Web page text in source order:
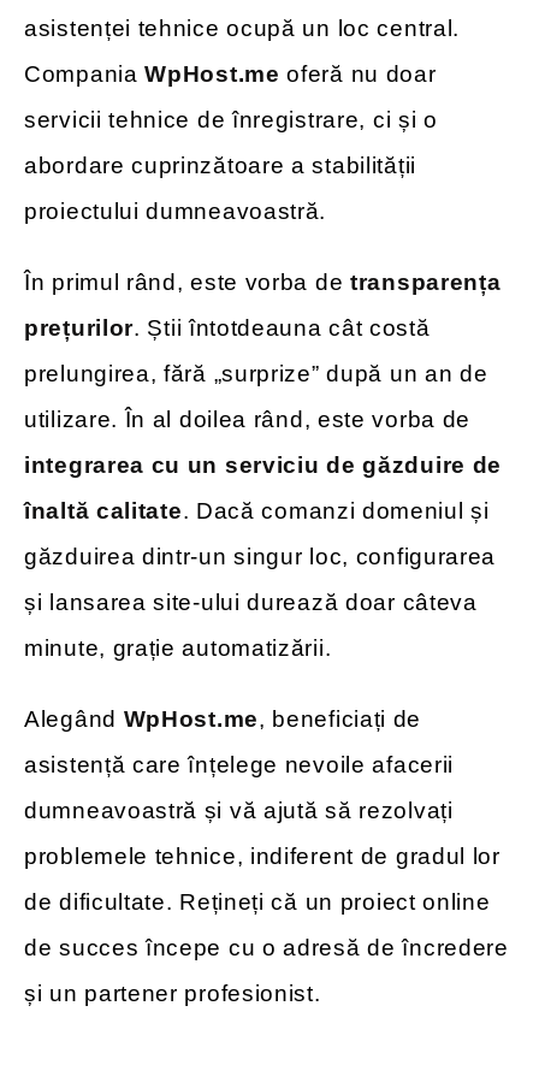
asistenței tehnice ocupă un loc central.
CompaniaWpHost.me oferă nu doar
servicii tehnice de înregistrare, ci și o
abordare cuprinzătoare a stabilității
proiectului dumneavoastră.
În primul rând, este vorba de transparența
prețurilor. Știi întotdeauna cât costă
prelungirea, fără „surprize” după un an de
utilizare. În al doilea rând, este vorba de
integrarea cu un serviciu de găzduire de
înaltă calitate. Dacă comanzi domeniul și
găzduirea dintr-un singur loc, configurarea
și lansarea site-ului durează doar câteva
minute, grație automatizării.
Alegând WpHost.me, beneficiați de
asistență care înțelege nevoile afacerii
dumneavoastră și vă ajută să rezolvați
problemele tehnice, indiferent de gradul lor
de dificultate. Rețineți că un proiect online
de succes începe cu o adresă de încredere
și un partener profesionist.